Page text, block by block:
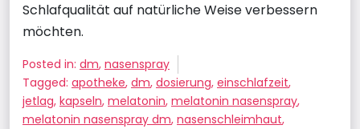
Schlafqualität auf natürliche Weise verbessern
möchten.
Posted in: dm, nasenspray
Tagged: apotheke, dm, dosierung, einschlafzeit,
jetlag, kapseln, melatonin, melatonin nasenspray,
melatonin nasenspray dm, nasenschleimhaut,